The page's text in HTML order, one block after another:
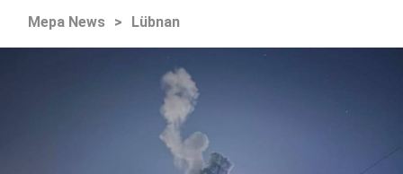
Mepa News > Lübnan